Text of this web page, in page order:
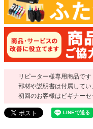
リピーター様専用商品です
部材や説明書は付属してい
初回のお客様はビギナー